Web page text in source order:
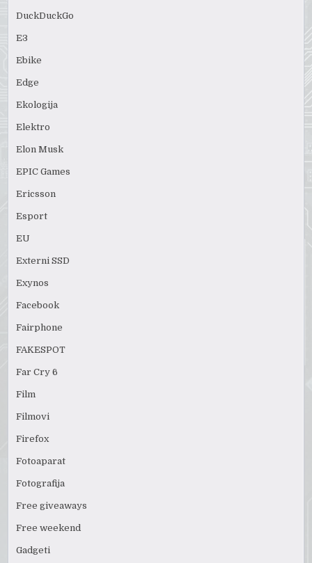
DuckDuckGo
E3
Ebike
Edge
Ekologija
Elektro
Elon Musk
EPIC Games
Ericsson
Esport
EU
Externi SSD
Exynos
Facebook
Fairphone
FAKESPOT
Far Cry 6
Film
Filmovi
Firefox
Fotoaparat
Fotografija
Free giveaways
Free weekend
Gadgeti